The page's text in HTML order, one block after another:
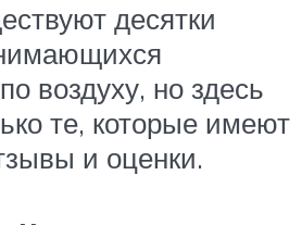
десятки
воздуху, но здесь
те, которые имеют
и оценки.